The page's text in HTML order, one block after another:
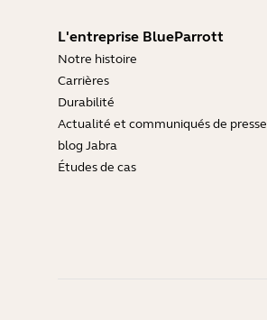
L'entreprise BlueParrott
Notre histoire
Carrières
Durabilité
Actualité et communiqués de presse
blog Jabra
Études de cas